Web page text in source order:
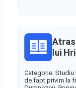
lui
Categorie: Studiu
de fapt privim la